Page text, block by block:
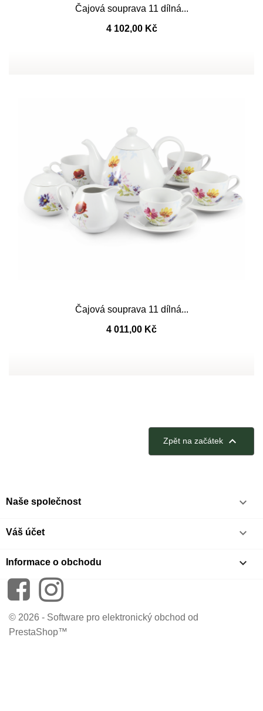
Čajová souprava 11 dílná...
4 102,00 Kč
Čajová souprava 11 dílná...
4 011,00 Kč
Zpět na začátek 
Naše společnost 
Váš účet 
Informace o obchodu keyboard_arrow_down
FacebookInstagram
© 2026 - Software pro elektronický obchod od
PrestaShop™